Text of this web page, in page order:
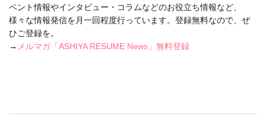
ベント情報やインタビュー・コラムなどのお役立ち情報など、
様々な情報発信を月一回程度行っています。登録無料なので、ぜ
ひご登録を。
→ メルマガ「ASHIYA RESUME News」無料登録